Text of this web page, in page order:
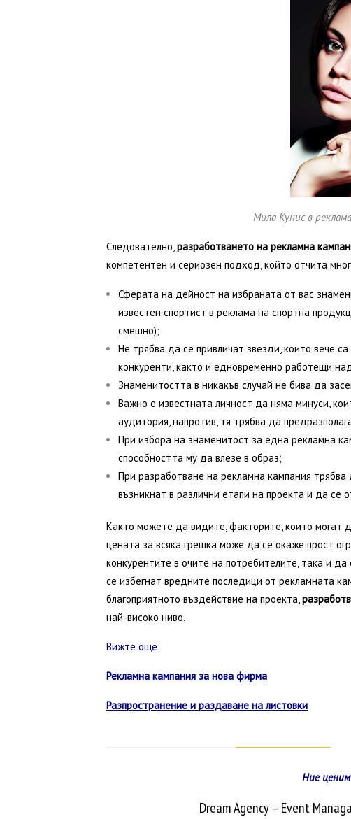
Мила Кунис в
Следователно,разработването на рекламна
компетентен и сериозен подход, който отчита
Сферата на дейност на избраната от вас
известен спортист в реклама на спортна
смешно);
Не трябва да се привличат звезди, които вече
конкуренти, както и едновременно работещи
Знаменитостта в никакъв случай не бива да
Важно е известната личност да няма минуси,
аудитория, напротив, тя трябва да
При избора на знаменитост за една рекламна
способността му да влезе в образ;
При разработване на рекламна кампания
възникнат в различни етапи на проекта и да се
Както можете да видите, факторите, които могат
цената за всяка грешка може да се окаже прост
конкурентите в очите на потребителите, така и
се избегнат вредните последици от рекламната
благоприятното въздействие на проекта,
най-високо ниво.
Вижте още:
Рекламна кампания за нова фирма
Разпространение и раздаване на листовки
Ние
Dream Agency – Event